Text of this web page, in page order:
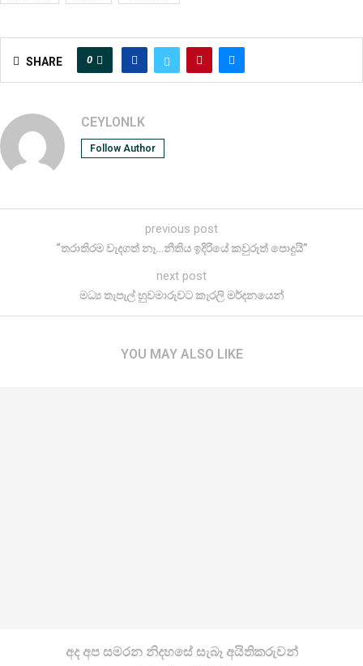
SHARE 0
CEYLONLK
Follow Author
previous post
“තරාතිරම වැදගත් නෑ…නීතිය ඉදිරියේ කවුරුත් පොදුයි”
next post
මධ්‍ය තැපැල් හුවමාරුවට කැරලි මර්දනයෙන්
YOU MAY ALSO LIKE
අද අප සමරන නිදහසේ සැබෑ අයිතිකරුවන්